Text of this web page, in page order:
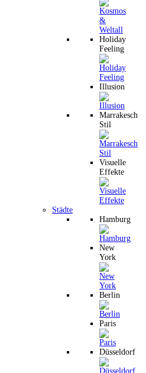
Holiday
Feeling
Illusion
Marrakesch
Stil
Visuelle
Effekte
Städte
Hamburg
New
York
Berlin
Paris
Düsseldorf